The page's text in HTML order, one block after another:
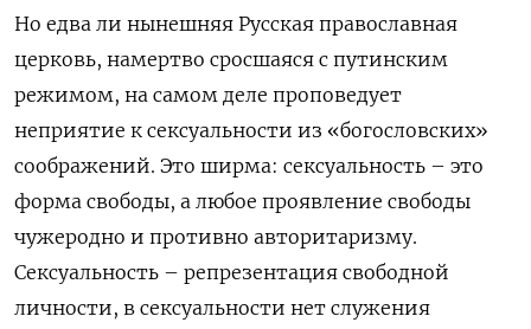
Но едва ли нынешняя Русская православная
церковь, намертво сросшаяся с путинским
режимом, на самом деле проповедует
неприятие к сексуальности из «богословских»
соображений. Это ширма: сексуальность – это
форма свободы, а любое проявление свободы
чужеродно и противно авторитаризму.
Сексуальность – репрезентация свободной
личности, в сексуальности нет служения